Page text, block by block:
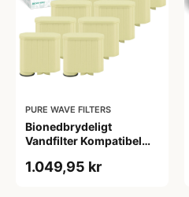
PURE WAVE FILTERS
Bionedbrydeligt
Vandfilter Kompatibel
AquaClean - Pure Wave
1.049,95 kr